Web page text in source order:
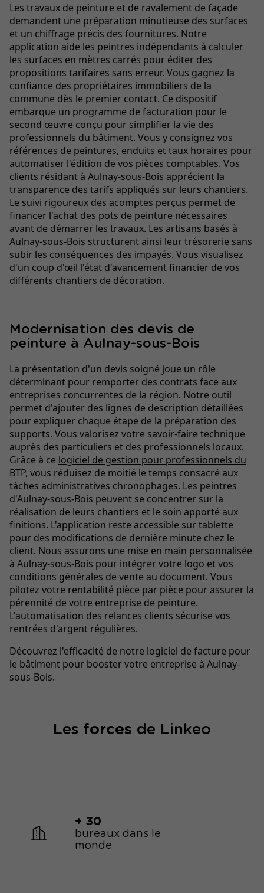
Les travaux de peinture et de ravalement de façade
demandent une préparation minutieuse des surfaces
et un chiffrage précis des fournitures. Notre
application aide les peintres indépendants à calculer
les surfaces en mètres carrés pour éditer des
propositions tarifaires sans erreur. Vous gagnez la
confiance des propriétaires immobiliers de la
commune dès le premier contact. Ce dispositif
embarque un programme de facturation pour le
second œuvre conçu pour simplifier la vie des
professionnels du bâtiment. Vous y consignez vos
références de peintures, enduits et taux horaires pour
automatiser l'édition de vos pièces comptables. Vos
clients résidant à Aulnay-sous-Bois apprécient la
transparence des tarifs appliqués sur leurs chantiers.
Le suivi rigoureux des acomptes perçus permet de
financer l'achat des pots de peinture nécessaires
avant de démarrer les travaux. Les artisans basés à
Aulnay-sous-Bois structurent ainsi leur trésorerie sans
subir les conséquences des impayés. Vous visualisez
d'un coup d'œil l'état d'avancement financier de vos
différents chantiers de décoration.
Modernisation des devis de
peinture à Aulnay-sous-Bois
La présentation d'un devis soigné joue un rôle
déterminant pour remporter des contrats face aux
entreprises concurrentes de la région. Notre outil
permet d'ajouter des lignes de description détaillées
pour expliquer chaque étape de la préparation des
supports. Vous valorisez votre savoir-faire technique
auprès des particuliers et des professionnels locaux.
Grâce à ce logiciel de gestion pour professionnels du
BTP, vous réduisez de moitié le temps consacré aux
tâches administratives chronophages. Les peintres
d'Aulnay-sous-Bois peuvent se concentrer sur la
réalisation de leurs chantiers et le soin apporté aux
finitions. L'application reste accessible sur tablette
pour des modifications de dernière minute chez le
client. Nous assurons une mise en main personnalisée
à Aulnay-sous-Bois pour intégrer votre logo et vos
conditions générales de vente au document. Vous
pilotez votre rentabilité pièce par pièce pour assurer la
pérennité de votre entreprise de peinture.
L'automatisation des relances clients sécurise vos
rentrées d'argent régulières.
Découvrez l'efficacité de notre logiciel de facture pour
le bâtiment pour booster votre entreprise à Aulnay-
sous-Bois.
Les forces de Linkeo
+ 30
bureaux dans le
monde